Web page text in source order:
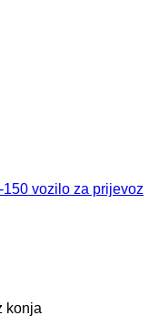
150 vozilo za prijevoz
konja